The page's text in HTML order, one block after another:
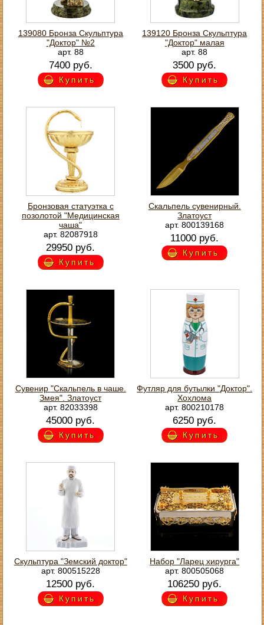
139080 Бронза Скульптура
"Доктор" №2
арт. 88
7400 руб.
Купить
139120 Бронза Скульптура
"Доктор" малая
арт. 88
3500 руб.
Купить
Бронзовая статуэтка с
позолотой "Медицинская
чаша"
арт. 82087918
29950 руб.
Купить
Скальпель сувенирный.
Златоуст
арт. 800139168
11000 руб.
Купить
Сувенир "Скальпель в чаше.
Змея". Златоуст
арт. 82033398
45000 руб.
Купить
Футляр для бутылки "Доктор".
Хохлома
арт. 800210178
6250 руб.
Купить
Скульптура "Земский доктор"
арт. 800515228
12500 руб.
Купить
Набор "Ларец хирурга"
арт. 800505068
106250 руб.
Купить